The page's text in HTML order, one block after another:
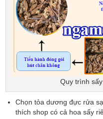
Quy trình
Chọn tỏa dương đực rửa
thích shop có cả hoa sấy